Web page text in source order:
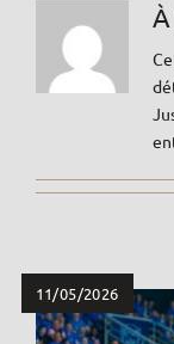
11/05/2026